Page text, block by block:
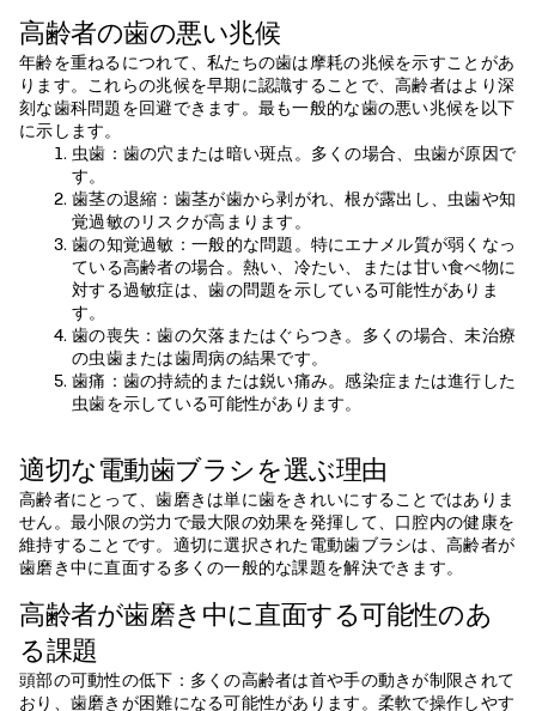
高齢者の歯の悪い兆候
年齢を重ねるにつれて、私たちの歯は摩耗の兆候を示すことがあ
ります。これらの兆候を早期に認識することで、高齢者はより深
刻な歯科問題を回避できます。最も一般的な歯の悪い兆候を以下
に示します。
虫歯：歯の穴または暗い斑点。多くの場合、虫歯が原因で
す。
歯茎の退縮：歯茎が歯から剥がれ、根が露出し、虫歯や知
覚過敏のリスクが高まります。
歯の知覚過敏：一般的な問題。特にエナメル質が弱くなっ
ている高齢者の場合。熱い、冷たい、または甘い食べ物に
対する過敏症は、歯の問題を示している可能性がありま
す。
歯の喪失：歯の欠落またはぐらつき。多くの場合、未治療
の虫歯または歯周病の結果です。
歯痛：歯の持続的または鋭い痛み。感染症または進行した
虫歯を示している可能性があります。
適切な電動歯ブラシを選ぶ理由
高齢者にとって、歯磨きは単に歯をきれいにすることではありま
せん。最小限の労力で最大限の効果を発揮して、口腔内の健康を
維持することです。適切に選択された電動歯ブラシは、高齢者が
歯磨き中に直面する多くの一般的な課題を解決できます。
高齢者が歯磨き中に直面する可能性のあ
る課題
頭部の可動性の低下：多くの高齢者は首や手の動きが制限されて
おり、歯磨きが困難になる可能性があります。柔軟で操作しやす